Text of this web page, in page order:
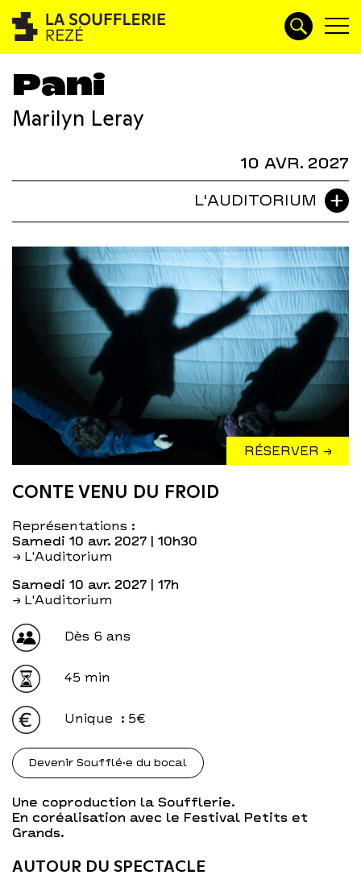
Pani
Marilyn Leray
10 AVR. 2027
L'AUDITORIUM
RÉSERVER →
CONTE VENU DU FROID
Représentations :
samedi 10 avr. 2027 | 10h30
→ L'Auditorium
samedi 10 avr. 2027 | 17h
→ L'Auditorium
Dès 6 ans
45 min
Unique : 5€
Devenir Soufflé·e du bocal
Une coproduction la Soufflerie.
En coréalisation avec le Festival Petits et
Grands.
AUTOUR DU SPECTACLE